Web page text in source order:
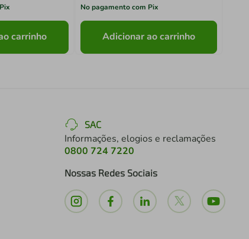
carrinho
No pagamento com Pix
Adicionar ao carrinho
SAC
Informações, elogios e reclamações
0800 724 7220
Nossas Redes Sociais